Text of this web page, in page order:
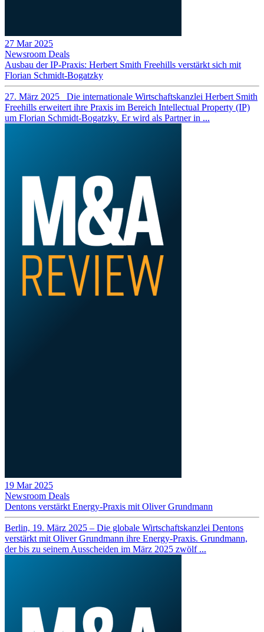
27 Mar 2025
Newsroom Deals
Ausbau der IP-Praxis: Herbert Smith Freehills verstärkt sich mit
Florian Schmidt-Bogatzky
27. März 2025 Die internationale Wirtschaftskanzlei Herbert Smith
Freehills erweitert ihre Praxis im Bereich Intellectual Property (IP)
um Florian Schmidt-Bogatzky. Er wird als Partner in ...
19 Mar 2025
Newsroom Deals
Dentons verstärkt Energy-Praxis mit Oliver Grundmann
Berlin, 19. März 2025 – Die globale Wirtschaftskanzlei Dentons
verstärkt mit Oliver Grundmann ihre Energy-Praxis. Grundmann,
der bis zu seinem Ausscheiden im März 2025 zwölf ...